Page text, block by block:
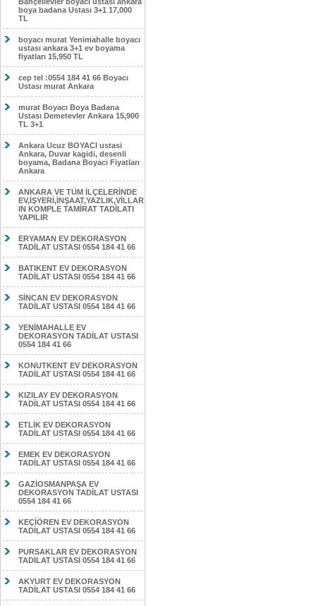
boya badana Ustası 3+1 17,000
TL
boyacı murat Yenimahalle boyacı
ustası ankara 3+1 ev boyama
fiyatları 15,950 TL
cep tel :0554 184 41 66 Boyacı
Ustası murat Ankara
murat Boyacı Boya Badana
Ustası Demetevler Ankara 15,900
TL 3+1
Ankara Ucuz BOYACI ustasi
Ankara, Duvar kagidi, desenli
boyama, Badana Boyaci Fiyatları
Ankara
ANKARA VE TÜM İLÇELERİNDE
EV,İŞYERİ,İNŞAAT,YAZLIK,VİLLAR
IN KOMPLE TAMİRAT TADİLATI
YAPILIR
ERYAMAN EV DEKORASYON
TADİLAT USTASI 0554 184 41 66
BATIKENT EV DEKORASYON
TADİLAT USTASI 0554 184 41 66
SİNCAN EV DEKORASYON
TADİLAT USTASI 0554 184 41 66
YENİMAHALLE EV
DEKORASYON TADİLAT USTASI
0554 184 41 66
KONUTKENT EV DEKORASYON
TADİLAT USTASI 0554 184 41 66
KIZILAY EV DEKORASYON
TADİLAT USTASI 0554 184 41 66
ETLİK EV DEKORASYON
TADİLAT USTASI 0554 184 41 66
EMEK EV DEKORASYON
TADİLAT USTASI 0554 184 41 66
GAZİOSMANPAŞA EV
DEKORASYON TADİLAT USTASI
0554 184 41 66
KEÇİÖREN EV DEKORASYON
TADİLAT USTASI 0554 184 41 66
PURSAKLAR EV DEKORASYON
TADİLAT USTASI 0554 184 41 66
AKYURT EV DEKORASYON
TADİLAT USTASI 0554 184 41 66